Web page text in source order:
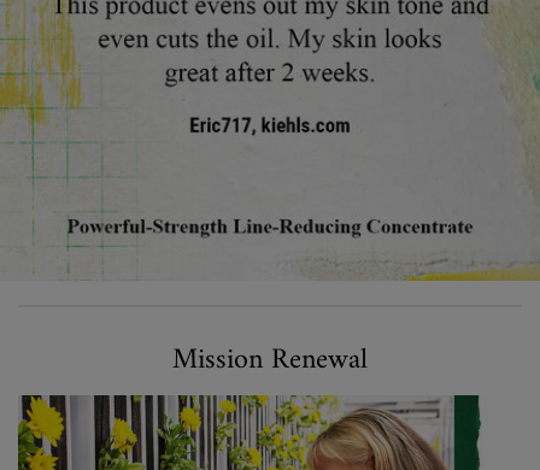
Mission Renewal